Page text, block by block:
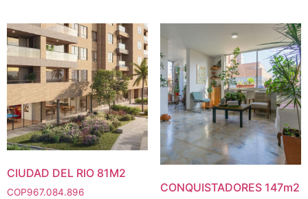
CIUDAD DEL RIO 81M2
COP967.084.896 CONQUISTADORES 147m2